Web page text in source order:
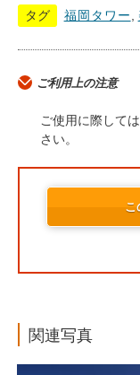
タグ 福岡タワー
ご利用上の注意
ご使用に際して
さい。
こ
関連写真